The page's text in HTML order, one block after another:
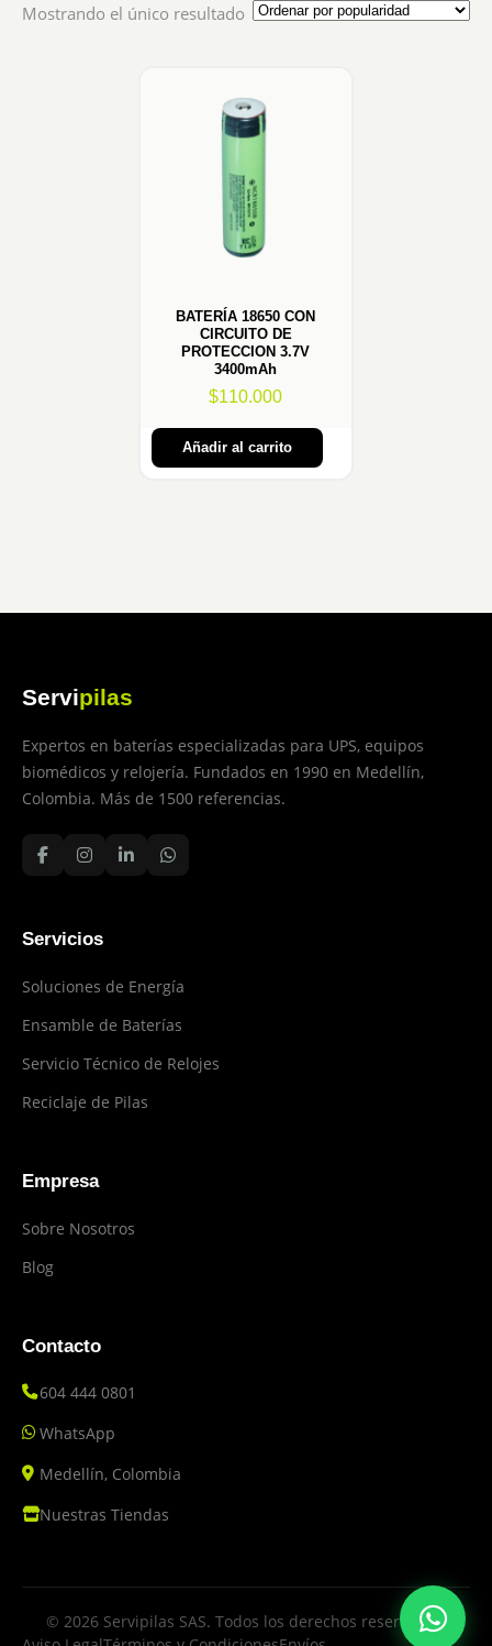
Mostrando el único resultado
BATERÍA 18650 CON
CIRCUITO DE
PROTECCION 3.7V
3400mAh
$110.000
Añadir al carrito
Servipilas
Expertos en baterías especializadas para UPS, equipos
biomédicos y relojería. Fundados en 1990 en Medellín,
Colombia. Más de 1500 referencias.
Servicios
Soluciones de Energía
Ensamble de Baterías
Servicio Técnico de Relojes
Reciclaje de Pilas
Empresa
Sobre Nosotros
Blog
Contacto
604 444 0801
WhatsApp
Medellín, Colombia
Nuestras Tiendas
© 2026 Servipilas SAS. Todos los derechos reservados.